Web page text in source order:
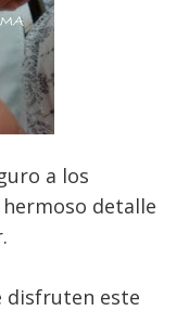
a los
detalle
disfruten este